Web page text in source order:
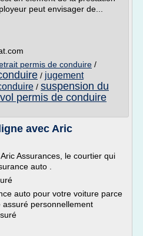
peut envisager de...
permis de conduire /
/ jugement
/ suspension du
vol permis de conduire
avec Aric
Assurances, le courtier qui
auto .
auto pour votre voiture parce
personnellement